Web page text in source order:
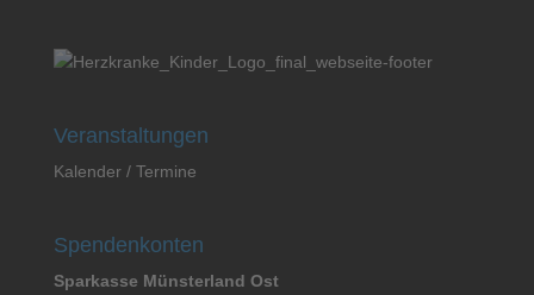
Veranstaltungen
Kalender / Termine
Spendenkonten
Sparkasse Münsterland Ost